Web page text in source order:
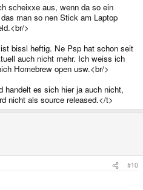
scheixxe aus, wenn da so ein
man so nen Stick am Laptop
>
bissl heftig. Ne Psp hat schon seit
auch nicht mehr. Ich weiss ich
Homebrew open usw.<br/>
handelt es sich hier ja auch nicht,
nicht als source released.</t>
#10